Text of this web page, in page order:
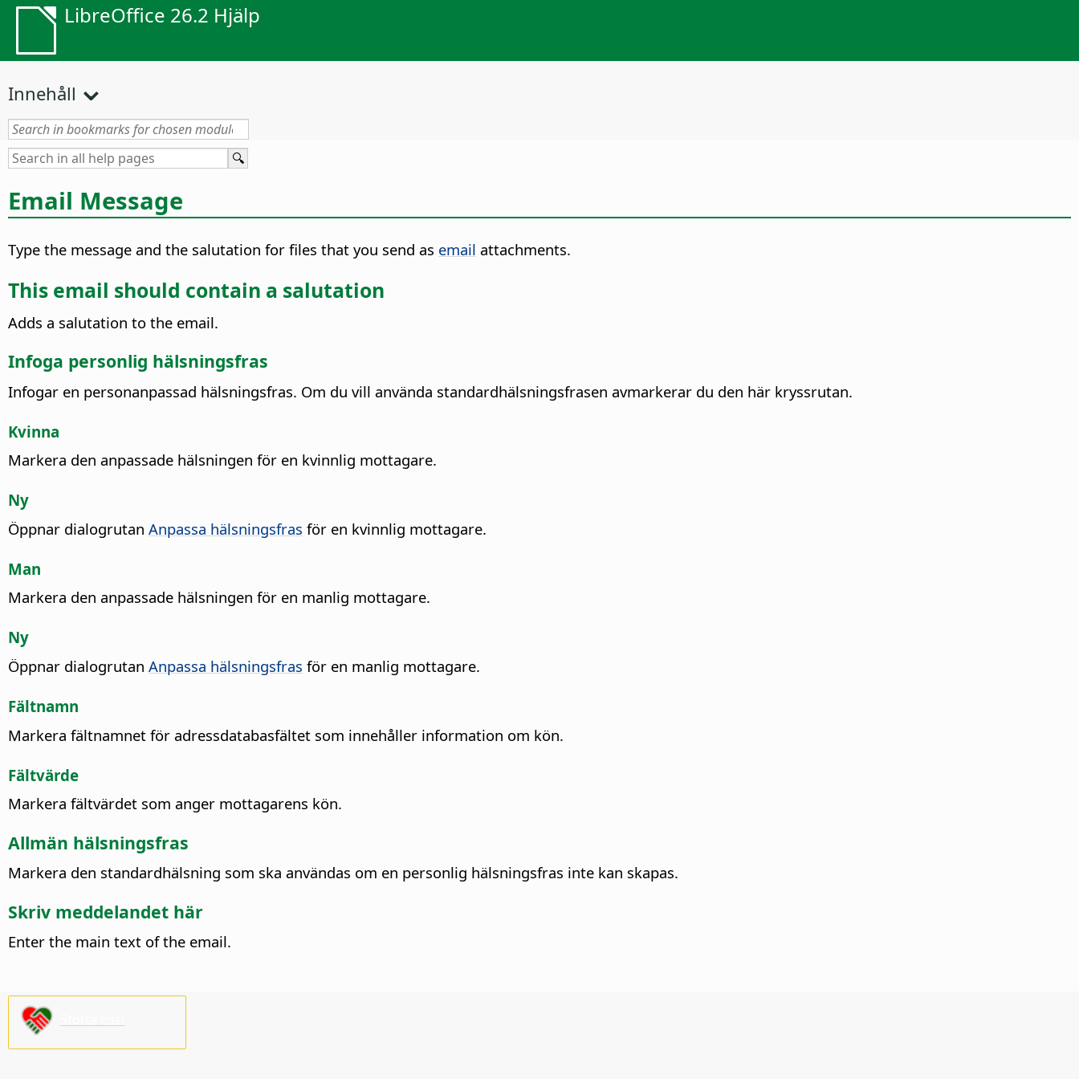
LibreOffice 26.2 Hjälp
Innehåll
Email Message
Type the message and the salutation for files that you send as email attachments.
This email should contain a salutation
Adds a salutation to the email.
Infoga personlig hälsningsfras
Infogar en personanpassad hälsningsfras. Om du vill använda standardhälsningsfrasen avmarkerar du den här kryssrutan.
Kvinna
Markera den anpassade hälsningen för en kvinnlig mottagare.
Ny
Öppnar dialogrutan Anpassa hälsningsfras för en kvinnlig mottagare.
Man
Markera den anpassade hälsningen för en manlig mottagare.
Ny
Öppnar dialogrutan Anpassa hälsningsfras för en manlig mottagare.
Fältnamn
Markera fältnamnet för adressdatabasfältet som innehåller information om kön.
Fältvärde
Markera fältvärdet som anger mottagarens kön.
Allmän hälsningsfras
Markera den standardhälsning som ska användas om en personlig hälsningsfras inte kan skapas.
Skriv meddelandet här
Enter the main text of the email.